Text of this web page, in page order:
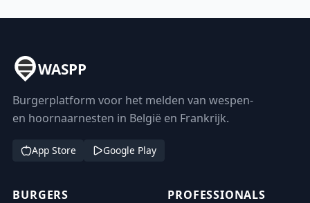
WASPP
Burgerplatform voor het melden van wespen-
en hoornaarnesten in België en Frankrijk.
App Store Google Play
BURGERS
PROFESSIONALS